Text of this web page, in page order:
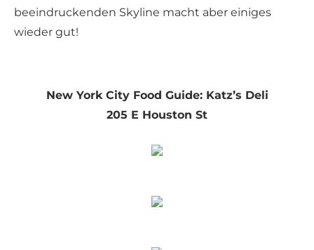
beeindruckenden Skyline macht aber einiges
wieder gut!
New York City Food Guide: Katz’s Deli
205 E Houston St